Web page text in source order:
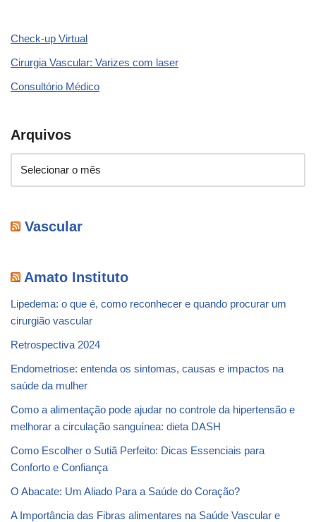
Check-up Virtual
Cirurgia Vascular: Varizes com laser
Consultório Médico
Arquivos
Vascular
Amato Instituto
Lipedema: o que é, como reconhecer e quando procurar um
cirurgião vascular
Retrospectiva 2024
Endometriose: entenda os sintomas, causas e impactos na
saúde da mulher
Como a alimentação pode ajudar no controle da hipertensão e
melhorar a circulação sanguínea: dieta DASH
Como Escolher o Sutiã Perfeito: Dicas Essenciais para
Conforto e Confiança
O Abacate: Um Aliado Para a Saúde do Coração?
A Importância das Fibras alimentares na Saúde Vascular e